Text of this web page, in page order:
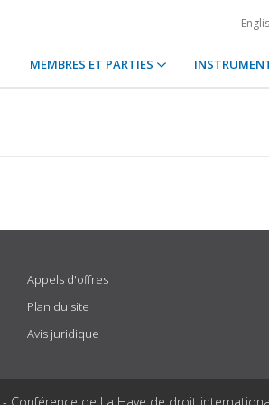
MEMBRES ET PARTIES
Appels d'offres
Plan du site
Avis juridique